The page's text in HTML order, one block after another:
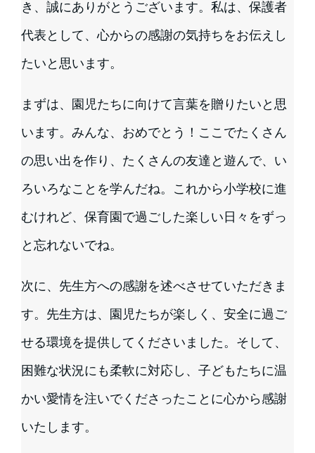
き、誠にありがとうございます。私は、保護者
代表として、心からの感謝の気持ちをお伝えし
たいと思います。
まずは、園児たちに向けて言葉を贈りたいと思
います。みんな、おめでとう！ここでたくさん
の思い出を作り、たくさんの友達と遊んで、い
ろいろなことを学んだね。これから小学校に進
むけれど、保育園で過ごした楽しい日々をずっ
と忘れないでね。
次に、先生方への感謝を述べさせていただきま
す。先生方は、園児たちが楽しく、安全に過ご
せる環境を提供してくださいました。そして、
困難な状況にも柔軟に対応し、子どもたちに温
かい愛情を注いでくださったことに心から感謝
いたします。